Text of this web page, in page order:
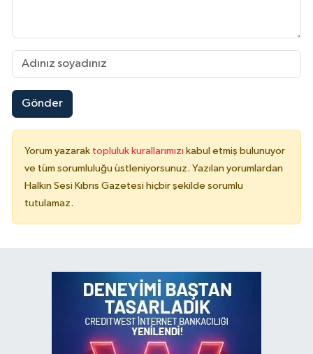
Gönder
Yorum yazarak topluluk kurallarımızı kabul etmiş bulunuyor
ve tüm sorumluluğu üstleniyorsunuz. Yazılan yorumlardan
Halkın Sesi Kıbrıs Gazetesi hiçbir şekilde sorumlu
tutulamaz.